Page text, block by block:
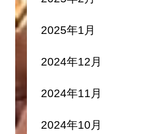
2025年1月
2024年12月
2024年11月
2024年10月